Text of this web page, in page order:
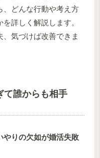
、どんな行動や考え方
詳しく解説します。
気づけば改善できま
て誰からも相手
やりの欠如が婚活失敗